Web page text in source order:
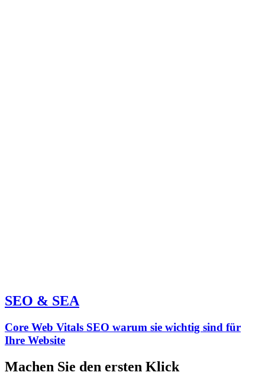
SEO & SEA
Core Web Vitals SEO warum sie wichtig sind für
Ihre Website
Machen Sie den ersten Klick